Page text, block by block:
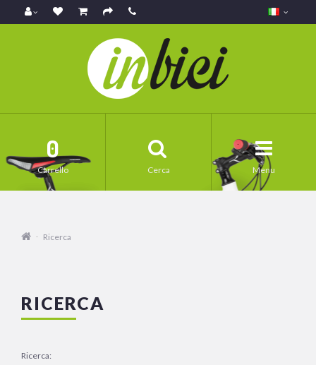
Menu
Cerca
0
Carrello
Ricerca
RICERCA
Ricerca: